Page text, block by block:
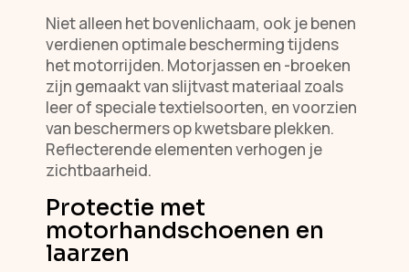
Niet alleen het bovenlichaam, ook je benen
verdienen optimale bescherming tijdens
het motorrijden. Motorjassen en -broeken
zijn gemaakt van slijtvast materiaal zoals
leer of speciale textielsoorten, en voorzien
van beschermers op kwetsbare plekken.
Reflecterende elementen verhogen je
zichtbaarheid.
Protectie met
motorhandschoenen en
laarzen